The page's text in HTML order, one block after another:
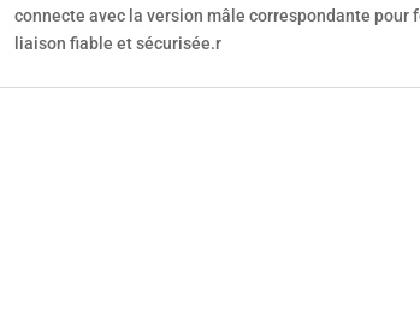
connecte avec la version mâle correspondante pour
liaison fiable et sécurisée.r